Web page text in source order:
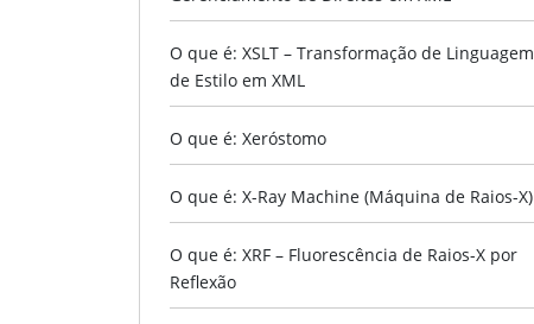
O que é: XSLT – Transformação de Linguagem
de Estilo em XML
O que é: Xeróstomo
O que é: X-Ray Machine (Máquina de Raios-X)
O que é: XRF – Fluorescência de Raios-X por
Reflexão